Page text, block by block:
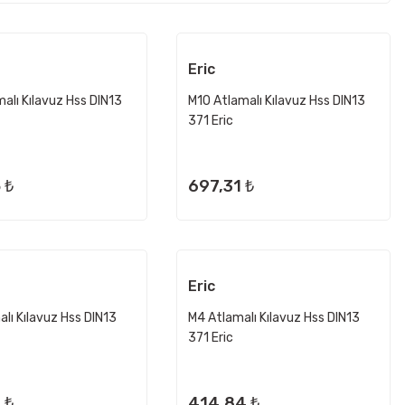
Kılavuz Hss DIN13
₺
Eric
M10 Atlamalı Kılavuz Hss DIN13
371 Eric
697,31 ₺
Kılavuz Hss DIN13
Eric
M4 Atlamalı Kılavuz Hss DIN13
371 Eric